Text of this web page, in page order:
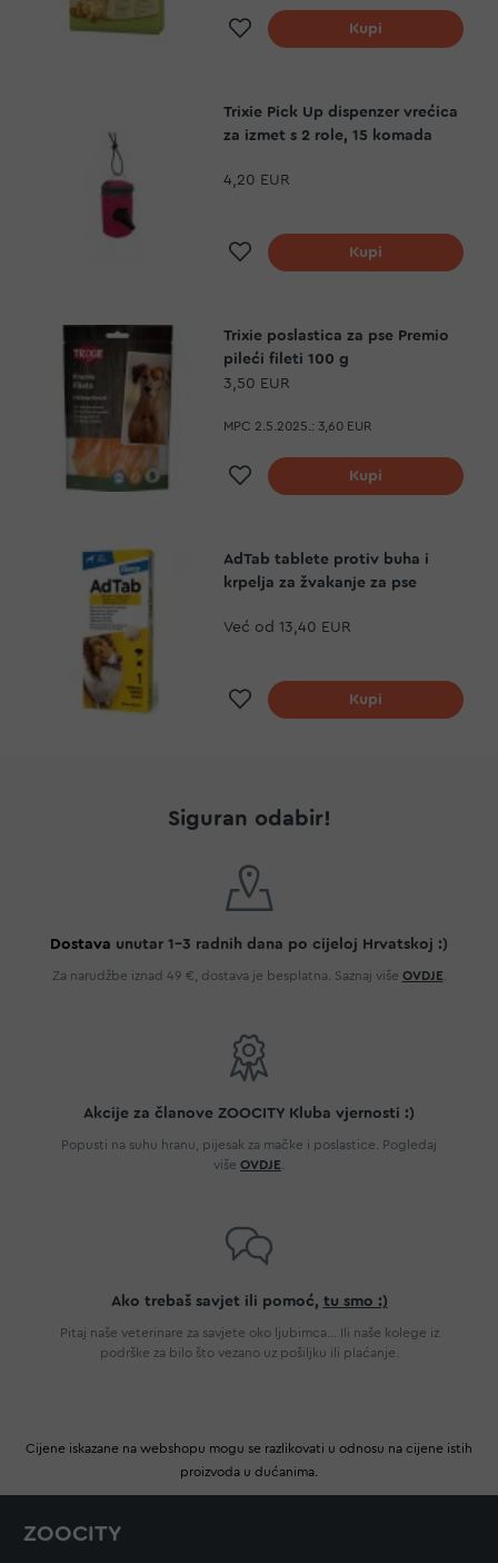
Dodaj na listu želja
Kupi
Trixie Pick Up dispenzer vrećica
za izmet s 2 role, 15 komada
4,20 EUR
Dodaj na listu želja
Kupi
Trixie poslastica za pse Premio
pileći fileti 100 g
3,50 EUR
MPC 2.5.2025.: 3,60 EUR
Dodaj na listu želja
Kupi
AdTab tablete protiv buha i
krpelja za žvakanje za pse
Već od 13,40 EUR
Dodaj na listu želja
Kupi
Siguran odabir!
Dostava unutar 1-3 radnih dana po cijeloj Hrvatskoj :)
Za narudžbe iznad 49 €, dostava je besplatna. Saznaj više OVDJE
Akcije za članove ZOOCITY Kluba vjernosti :)
Popusti na suhu hranu, pijesak za mačke i poslastice. Pogledaj
više OVDJE
Ako trebaš savjet ili pomoć, tu smo :)
Pitaj naše veterinare za savjete oko ljubimca... Ili naše kolege iz
podrške za bilo što vezano uz pošiljku ili plaćanje.
Cijene iskazane na webshopu mogu se razlikovati u odnosu na cijene istih
proizvoda u dućanima.
ZOOCITY